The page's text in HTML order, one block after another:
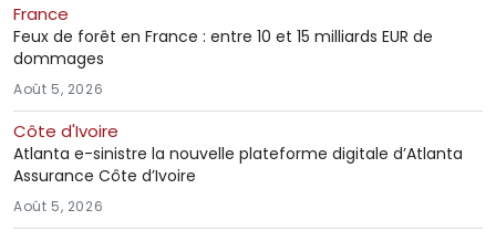
France
Feux de forêt en France : entre 10 et 15 milliards EUR de
dommages
Août 5, 2026
Côte d'Ivoire
Atlanta e-sinistre la nouvelle plateforme digitale d’Atlanta
Assurance Côte d’Ivoire
Août 5, 2026